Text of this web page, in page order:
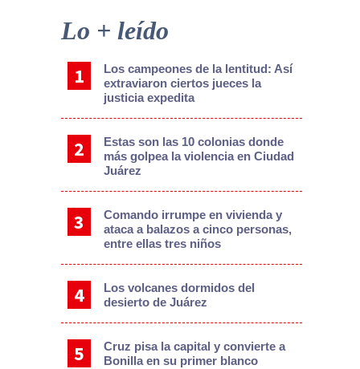
Sidebar
Lo + leído
Los campeones de la lentitud: Así
extraviaron ciertos jueces la
justicia expedita
Estas son las 10 colonias donde
más golpea la violencia en Ciudad
Juárez
Comando irrumpe en vivienda y
ataca a balazos a cinco personas,
entre ellas tres niños
Los volcanes dormidos del
desierto de Juárez
Cruz pisa la capital y convierte a
Bonilla en su primer blanco